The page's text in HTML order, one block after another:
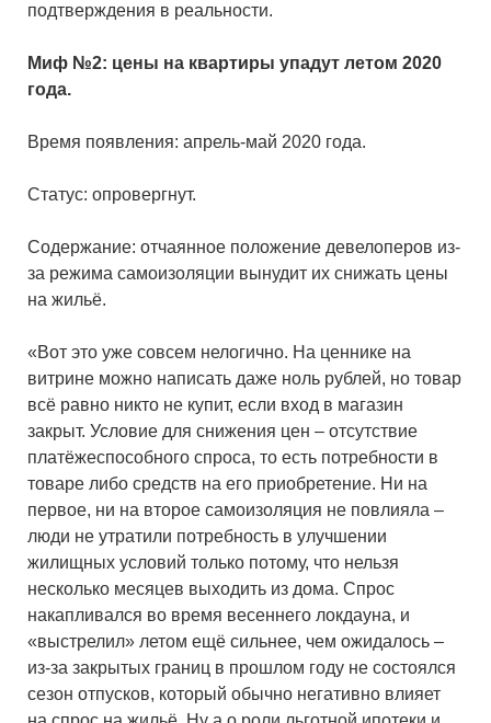
подтверждения в реальности.
Миф №2: цены на квартиры упадут летом 2020
года.
Время появления: апрель-май 2020 года.
Статус: опровергнут.
Содержание: отчаянное положение девелоперов из-
за режима самоизоляции вынудит их снижать цены
на жильё.
«Вот это уже совсем нелогично. На ценнике на
витрине можно написать даже ноль рублей, но товар
всё равно никто не купит, если вход в магазин
закрыт. Условие для снижения цен – отсутствие
платёжеспособного спроса, то есть потребности в
товаре либо средств на его приобретение. Ни на
первое, ни на второе самоизоляция не повлияла –
люди не утратили потребность в улучшении
жилищных условий только потому, что нельзя
несколько месяцев выходить из дома. Спрос
накапливался во время весеннего локдауна, и
«выстрелил» летом ещё сильнее, чем ожидалось –
из-за закрытых границ в прошлом году не состоялся
сезон отпусков, который обычно негативно влияет